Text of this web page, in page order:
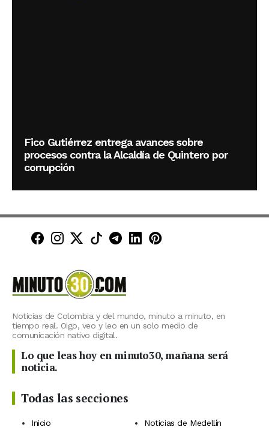
Fico Gutiérrez entrega avances sobre
procesos contra la Alcaldía de Quintero por
corrupción
Minuto30 en Facebook
Minuto30 en Instagram
Minuto30 en X (Twitter)
Minuto30 en TikTok
Canal de Minuto30 en
Minuto30 en LinkedIn
Minuto30 en
Noticias de Colombia y del mundo, minuto a minuto, en
tiempo real. Oigo, veo y leo en un solo medio de
comunicación nativo digital.
Lo que leas hoy en minuto30, mañana será
noticia.
Todas las secciones
Inicio
Noticias de Medellín